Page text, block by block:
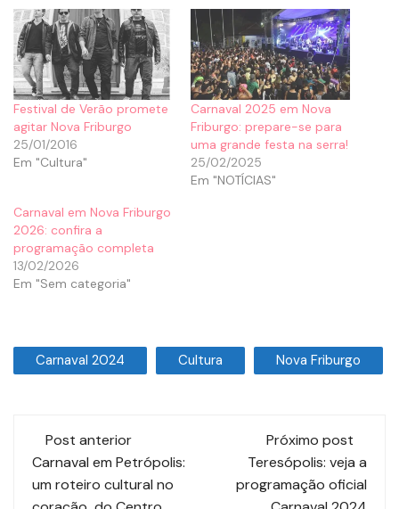
Festival de Verão‭ ‬promete
agitar Nova Friburgo
25/01/2016
Em "Cultura"
Carnaval 2025 em Nova
Friburgo: prepare-se para
uma grande festa na serra!
25/02/2025
Em "NOTÍCIAS"
Carnaval em Nova Friburgo
2026: confira a
programação completa
13/02/2026
Em "Sem categoria"
Carnaval 2024 Cultura Nova Friburgo
Post anterior
Carnaval em Petrópolis:
um roteiro cultural no
Próximo post
Teresópolis: veja a
programação oficial